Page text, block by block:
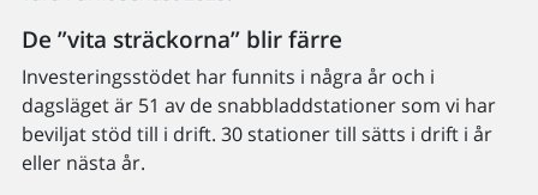
De ”vita sträckorna” blir färre
Investeringsstödet har funnits i några år och i
dagsläget är 51 av de snabbladdstationer som vi har
beviljat stöd till i drift. 30 stationer till sätts i drift i år
eller nästa år.